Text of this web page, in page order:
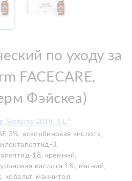
по уходу за
FACECARE,
Фэйскеа)
Systems 2018, S.L."
3%, аскорбиновая кислота,
3,
18, кремний,
кислота 1%, магний,
кобальт, маннитол.